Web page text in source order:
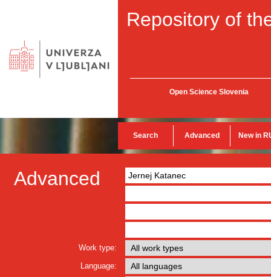
Repository of
Open Science Slovenia
Search Advanced New in
Advanced
Work type:
Language: